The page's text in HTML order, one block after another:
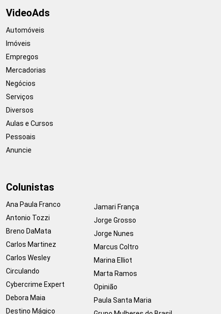
VideoAds
Automóveis
Imóveis
Empregos
Mercadorias
Negócios
Serviços
Diversos
Aulas e Cursos
Pessoais
Anuncie
Colunistas
Ana Paula Franco
Antonio Tozzi
Breno DaMata
Carlos Martinez
Carlos Wesley
Circulando
Cybercrime Expert
Debora Maia
Destino Mágico
Jamari França
Jorge Grosso
Jorge Nunes
Marcus Coltro
Marina Elliot
Marta Ramos
Opinião
Paula Santa Maria